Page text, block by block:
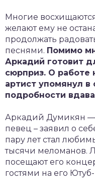
Многие
желают ему не
продолжать
песнями. Помимо
Аркадий готовит
сюрприз. О работе
артист упомянул в
подробности
Аркадий Думикян —
певец – заявил о
пару лет стал
тысячи меломанов.
посещают его
гостями на его